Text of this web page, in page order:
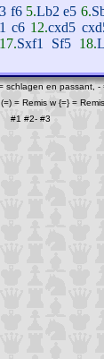
f6 5.Lb2 e5 6.
c6 12.cxd5
17.Sxf1 Sf5 18.
schlagen en passant, -
= Remis w {=} =
#1 #2-#3